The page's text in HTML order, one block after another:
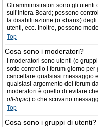
Gli amministratori sono gli
sull’intera Board; possono
la disabilitazione (o «ban»)
utenti, ecc. Inoltre, possono
Top
Cosa sono i moderatori?
I moderatori sono utenti (o
sotto controllo i forum giorno
cancellare qualsiasi messaggio
qualsiasi argomento del forum
moderatori è quello di evitare
off-topic) o che scrivano
Top
Cosa sono i gruppi di utenti?